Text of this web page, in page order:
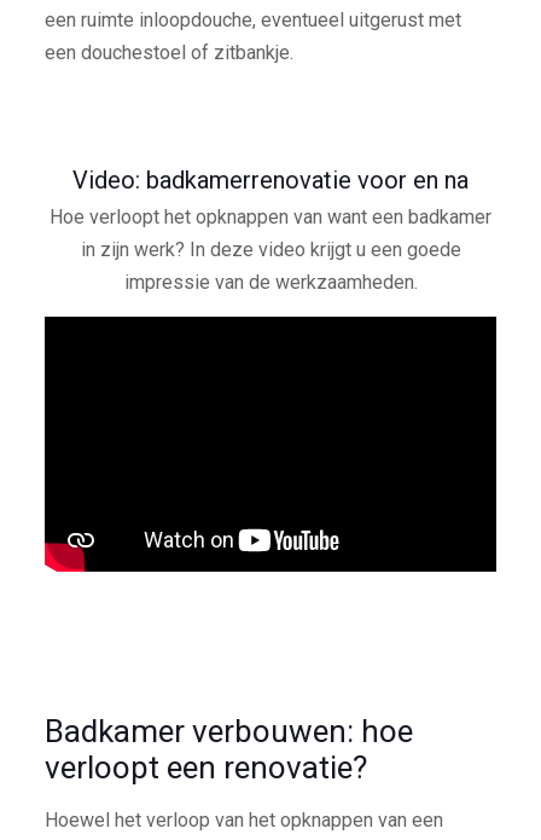
een ruimte inloopdouche, eventueel uitgerust met
een douchestoel of zitbankje.
Video: badkamerrenovatie voor en na
Hoe verloopt het opknappen van want een badkamer
in zijn werk? In deze video krijgt u een goede
impressie van de werkzaamheden.
Badkamer verbouwen: hoe
verloopt een renovatie?
Hoewel het verloop van het opknappen van een